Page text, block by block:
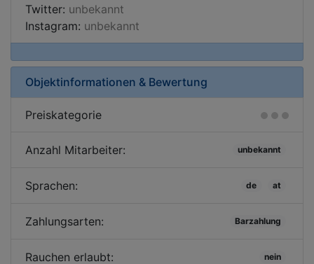
Twitter: unbekannt
Instagram: unbekannt
Objektinformationen & Bewertung
Preiskategorie
Anzahl Mitarbeiter: unbekannt
Sprachen: de at
Zahlungsarten: Barzahlung
Rauchen erlaubt: nein